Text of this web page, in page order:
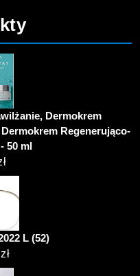
Dermokrem
Regenerująco-
50 ml
L (52)
zł